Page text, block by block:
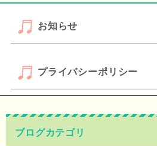
お知らせ
プライバシーポリシー
ブログカテゴリ